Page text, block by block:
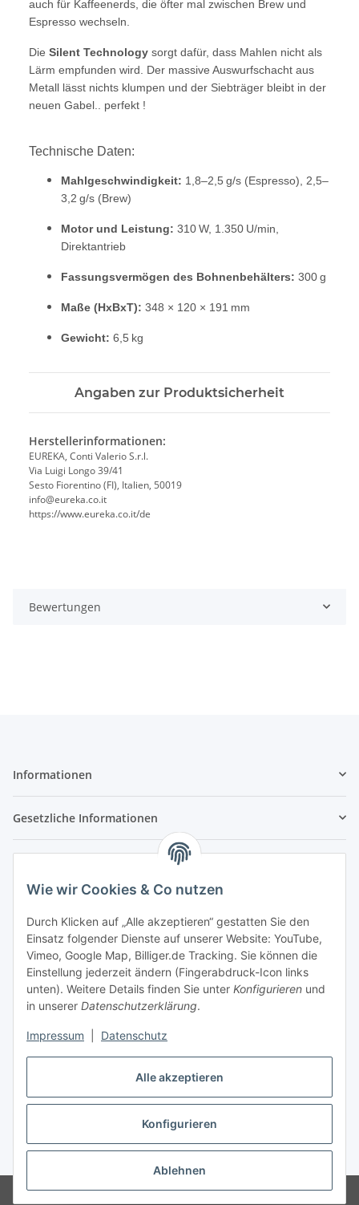
Alle akzeptieren
Konfigurieren
Ablehnen
Wie wir Cookies & Co nutzen
Durch Klicken auf „Alle akzeptieren“ gestatten Sie den
Einsatz folgender Dienste auf unserer Website: YouTube,
Vimeo, Google Map, Billiger.de Tracking. Sie können die
Einstellung jederzeit ändern (Fingerabdruck-Icon links
unten). Weitere Details finden Sie unter Konfigurieren und
in unserer Datenschutzerklärung.
Impressum Datenschutz
auch für Kaffeenerds, die öfter mal zwischen Brew und
Espresso wechseln.
Die Silent Technology sorgt dafür, dass Mahlen nicht als
Lärm empfunden wird. Der massive Auswurfschacht aus
Metall lässt nichts klumpen und der Siebträger bleibt in der
neuen Gabel.. perfekt !
Technische Daten:
Mahlgeschwindigkeit: 1,8–2,5 g/s (Espresso), 2,5–
3,2 g/s (Brew)
Motor und Leistung: 310 W, 1.350 U/min,
Direktantrieb
Fassungsvermögen des Bohnenbehälters: 300 g
Maße (HxBxT): 348 × 120 × 191 mm
Gewicht: 6,5 kg
Angaben zur Produktsicherheit
Herstellerinformationen:
EUREKA, Conti Valerio S.r.l.
Via Luigi Longo 39/41
Sesto Fiorentino (FI), Italien, 50019
info@eureka.co.it
https://www.eureka.co.it/de
Bewertungen
Informationen
Gesetzliche Informationen
Unser Partner:
Zahlung & Versand
Vertrag widerrufen
* Alle Preise inkl. gesetzlicher USt., zzgl.Versand
Umsatzsteuersatz ist abhängig vom Bestimmungsland.